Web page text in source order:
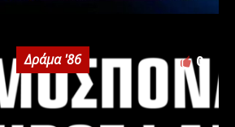
Δράμα '86 0